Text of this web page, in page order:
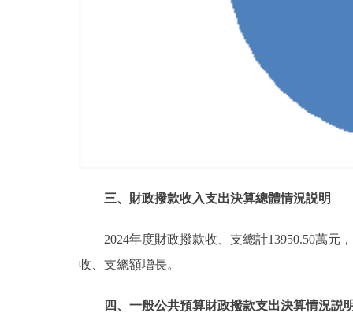
三、財政撥款收入支出決算總體情況説明
2024年度財政撥款收、支總計13950.50萬元
收、支總額增長。
四、一般公共預算財政撥款支出決算情況説